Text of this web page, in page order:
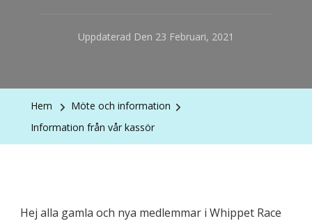
Uppdaterad Den 23 Februari, 2021
Hem
Möte och information
Information från vår kassör
Hej alla gamla och nya medlemmar i Whippet Race